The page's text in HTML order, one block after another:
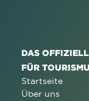
DAS
FÜR
Startseite
Über uns